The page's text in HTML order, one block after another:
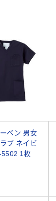
ベン 男女
ブ ネイビ
1枚